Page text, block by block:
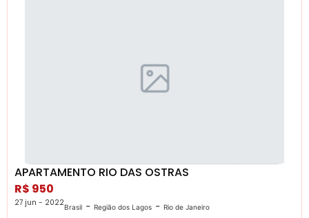
APARTAMENTO RIO DAS OSTRAS
R$ 950
27 jun - 2022Brasil - Região dos Lagos - Rio de Janeiro